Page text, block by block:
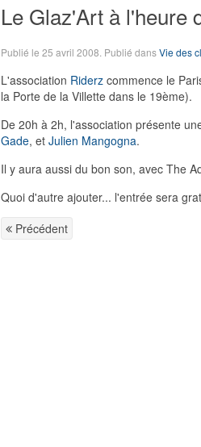
Le Glaz'Art à l'heure
Publié le 25 avril 2008 . Publié dansVie des
L'association Riderz commence le
la Porte de la Villette dans le 19ème).
De 20h à 2h, l'association présente
Gade, et Julien Mangogna.
Il y aura aussi du bon son, avec The
Quoi d'autre ajouter... l'entrée sera
Précédent